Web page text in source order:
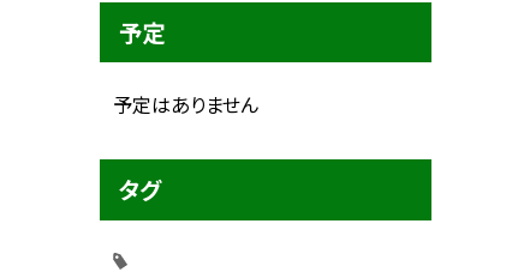
予定
予定はありません
タグ